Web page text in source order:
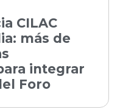
CILAC
más de
integrar
Foro